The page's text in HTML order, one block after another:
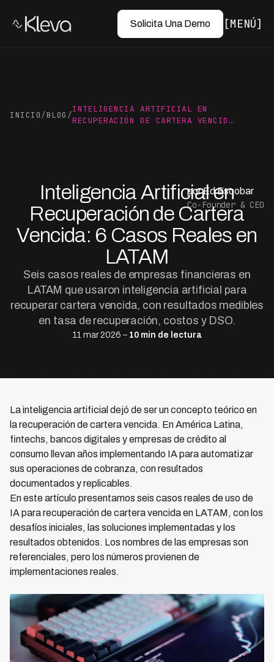
Solicita Una Demo MENÚ
INICIO/BLOG /
INTELIGENCIA ARTIFICIAL EN
RECUPERACIÓN DE CARTERA VENCID…
Inteligencia Artificial en
Recuperación de Cartera
Vencida: 6 Casos Reales en
LATAM
Seis casos reales de empresas financieras en
LATAM que usaron inteligencia artificial para
recuperar cartera vencida, con resultados medibles
en tasa de recuperación, costos y DSO.
11 mar 2026 – 10 min de lectura
por Ed Escobar
Co-Founder & CEO
La inteligencia artificial dejó de ser un concepto teórico en
la recuperación de cartera vencida. En América Latina,
fintechs, bancos digitales y empresas de crédito al
consumo llevan años implementando IA para automatizar
sus operaciones de cobranza, con resultados
documentados y replicables.
En este artículo presentamos seis casos reales de uso de
IA para recuperación de cartera vencida en LATAM, con los
desafíos iniciales, las soluciones implementadas y los
resultados obtenidos. Los nombres de las empresas son
referenciales, pero los números provienen de
implementaciones reales.